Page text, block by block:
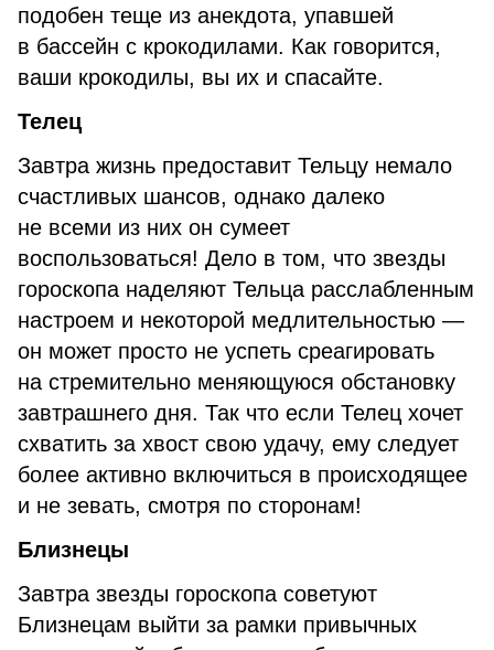
подобен теще из анекдота, упавшей
в бассейн с крокодилами. Как говорится,
ваши крокодилы, вы их и спасайте.
Телец
Завтра жизнь предоставит Тельцу немало
счастливых шансов, однако далеко
не всеми из них он сумеет
воспользоваться! Дело в том, что звезды
гороскопа наделяют Тельца расслабленным
настроем и некоторой медлительностью —
он может просто не успеть среагировать
на стремительно меняющуюся обстановку
завтрашнего дня. Так что если Телец хочет
схватить за хвост свою удачу, ему следует
более активно включиться в происходящее
и не зевать, смотря по сторонам!
Близнецы
Завтра звезды гороскопа советуют
Близнецам выйти за рамки привычных